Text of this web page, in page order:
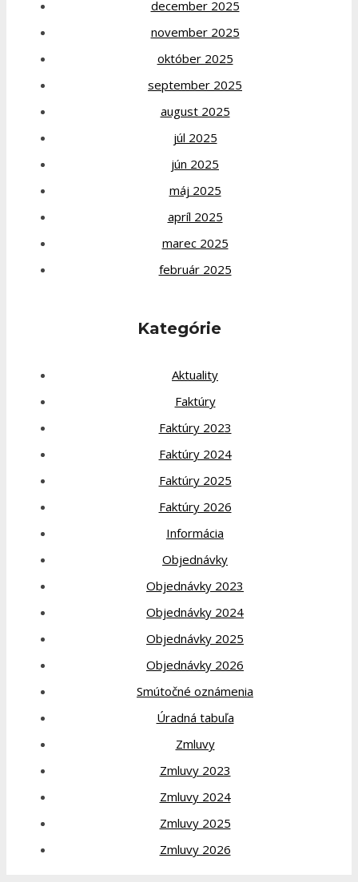
december 2025
november 2025
október 2025
september 2025
august 2025
júl 2025
jún 2025
máj 2025
apríl 2025
marec 2025
február 2025
Kategórie
Aktuality
Faktúry
Faktúry 2023
Faktúry 2024
Faktúry 2025
Faktúry 2026
Informácia
Objednávky
Objednávky 2023
Objednávky 2024
Objednávky 2025
Objednávky 2026
Smútočné oznámenia
Úradná tabuľa
Zmluvy
Zmluvy 2023
Zmluvy 2024
Zmluvy 2025
Zmluvy 2026